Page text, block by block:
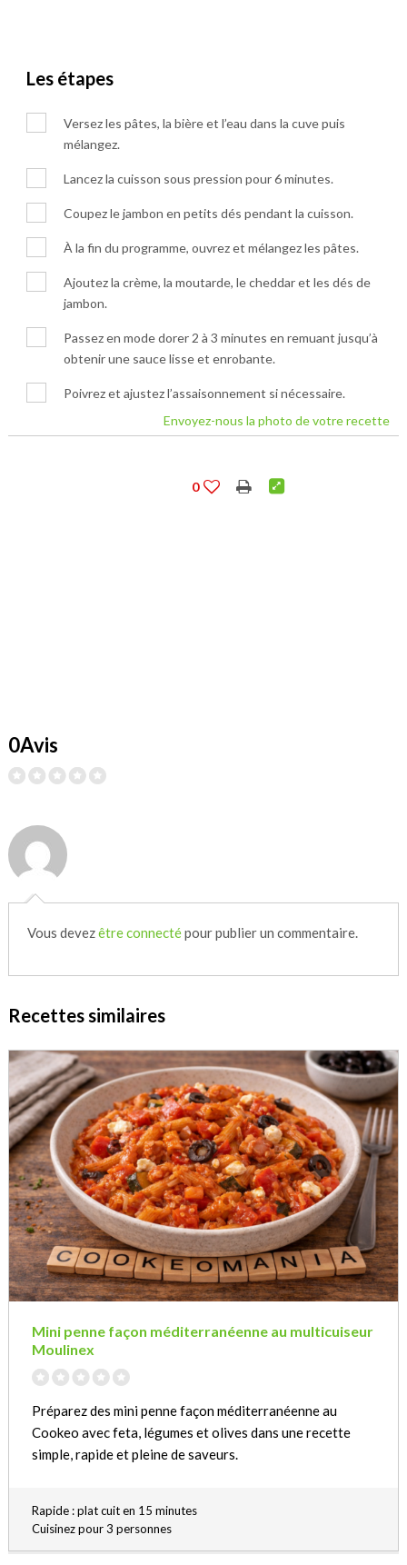
Les étapes
Versez les pâtes, la bière et l’eau dans la cuve puis
mélangez.
Lancez la cuisson sous pression pour 6 minutes.
Coupez le jambon en petits dés pendant la cuisson.
À la fin du programme, ouvrez et mélangez les pâtes.
Ajoutez la crème, la moutarde, le cheddar et les dés de
jambon.
Passez en mode dorer 2 à 3 minutes en remuant jusqu’à
obtenir une sauce lisse et enrobante.
Poivrez et ajustez l’assaisonnement si nécessaire.
Envoyez-nous la photo de votre recette
0
0Avis
Vous devezêtre connectépour publier un commentaire.
Recettes similaires
Mini penne façon méditerranéenne au multicuiseur
Moulinex
Préparez des mini penne façon méditerranéenne au
Cookeo avec feta, légumes et olives dans une recette
simple, rapide et pleine de saveurs.
Rapide : plat cuit en 15 minutes
Cuisinez pour 3 personnes